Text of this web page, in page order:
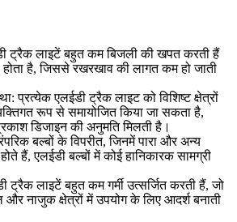
ट्रैक लाइटें बहुत कम बिजली की खपत करती हैं
है, जिससे रखरखाव की लागत कम हो जाती
प्रत्येक एलईडी ट्रैक लाइट को विशिष्ट क्षेत्रों
रूप से समायोजित किया जा सकता है,
डिजाइन की अनुमति मिलती है।
बल्बों के विपरीत, जिनमें पारा और अन्य
हैं, एलईडी बल्बों में कोई हानिकारक सामग्री
ट्रैक लाइटें बहुत कम गर्मी उत्सर्जित करती हैं, जो
नाजुक क्षेत्रों में उपयोग के लिए आदर्श बनाती